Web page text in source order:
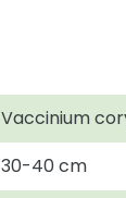
Vaccinium
30-40 cm